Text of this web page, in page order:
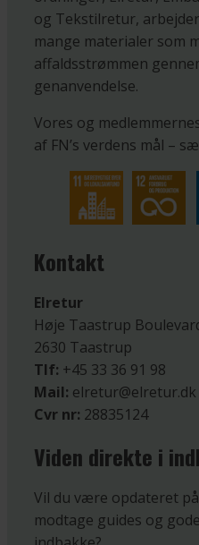
og Tekstilretur,
mange materialer som
affaldsstrømmen
genanvendelse.
Vores og
af FN’s verdens mål –
Kontakt
Elretur
Høje Taastrup
2630 Taastrup
Tlf: +45 33 36 91 98
Mail: elretur@elretur.dk
Cvr nr: 28835124
Viden direkte i
Vil du være opdateret
modtage guides og